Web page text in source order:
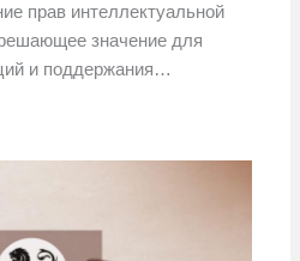
прав интеллектуальной
значение для
и поддержания…